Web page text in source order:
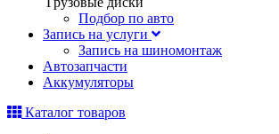
Подбор по авто
Запись на услуги
Запись на шиномонтаж
Автозапчасти
Аккумуляторы
Каталог товаров